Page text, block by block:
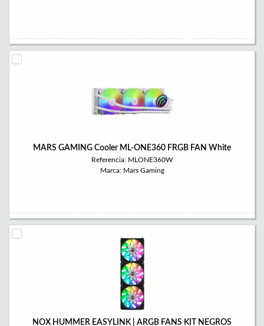
MARS GAMING Cooler ML-ONE360 FRGB FAN White
Referencia: MLONE360W
Marca: Mars Gaming
NOX HUMMER EASYLINK | ARGB FANS KIT NEGROS